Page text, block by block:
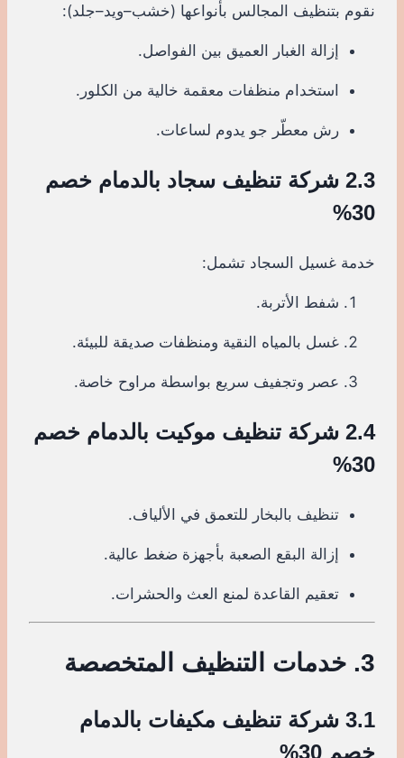
نقوم بتنظيف المجالس بأنواعها (خشب–ويد–جلد):
إزالة الغبار العميق بين الفواصل.
استخدام منظفات معقمة خالية من الكلور.
رش معطّر جو يدوم لساعات.
2.3 شركة تنظيف سجاد بالدمام خصم
30%
خدمة غسيل السجاد تشمل:
شفط الأتربة.
غسل بالمياه النقية ومنظفات صديقة للبيئة.
عصر وتجفيف سريع بواسطة مراوح خاصة.
2.4 شركة تنظيف موكيت بالدمام خصم
30%
تنظيف بالبخار للتعمق في الألياف.
إزالة البقع الصعبة بأجهزة ضغط عالية.
تعقيم القاعدة لمنع العث والحشرات.
3. خدمات التنظيف المتخصصة
3.1 شركة تنظيف مكيفات بالدمام
خصم 30%